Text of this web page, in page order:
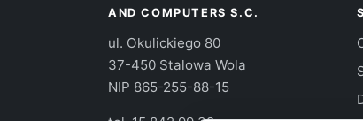
AND COMPUTERS S.C.
ul. Okulickiego 80
37-450 Stalowa Wola
NIP 865-255-88-15